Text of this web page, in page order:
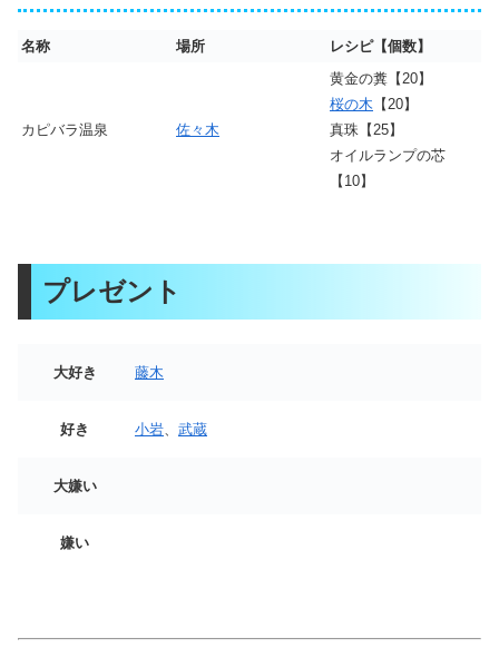
名称 場所 レシピ【個数】
カピバラ温泉 佐々木
黄金の糞【20】
桜の木 【20】
真珠【25】
オイルランプの芯
【10】
プレゼント
大好き 藤木
好き 小岩 武蔵
大嫌い
嫌い